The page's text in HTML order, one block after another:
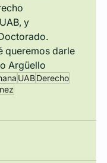
y
queremos darle
Argüello
UABDerecho